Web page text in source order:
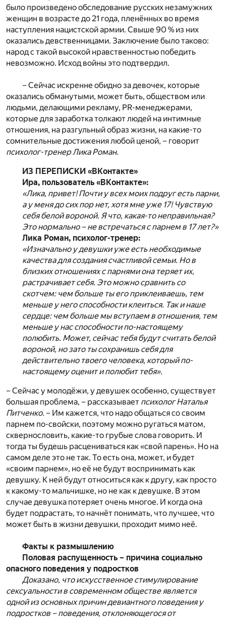
было произведено обследование русских незамужних
женщин в возрасте до 21 года, пленённых во время
наступления нацистской армии. Свыше 90 % из них
оказались девственницами. Заключение было таково:
народ с такой высокой нравственностью победить
невозможно. Исход войны это подтвердил.
– Сейчас искренне обидно за девочек, которые
оказались обманутыми, может быть, обществом или
людьми, делающими рекламу, PR-менеджерами,
которые для заработка толкают людей на интимные
отношения, на разгульный образ жизни, на какие-то
сомнительные достижения любой ценой, – говорит
психолог-тренер Лика Роман.
ИЗ ПЕРЕПИСКИ «ВКонтакте»
Ира, пользователь «ВКонтакте»:
«Лика, привет! Почти у всех моих подруг есть парни,
а у меня до сих пор нет, хотя мне уже 17! Чувствую
себя белой вороной. Я что, какая-то неправильная?
Это нормально – не встречаться с парнем в 17 лет?»
Лика Роман, психолог-тренер:
«Изначально у девушки уже есть необходимые
качества для создания счастливой семьи. Но в
близких отношениях с парнями она теряет их,
растрачивает себя. Это можно сравнить со
скотчем: чем больше ты его приклеиваешь, тем
меньше у него способности клеиться. Так и наше
сердце: чем больше мы вступаем в отношения, тем
меньше у нас способности по-настоящему
полюбить. Может, сейчас тебя будут считать белой
вороной, но зато ты сохранишь себя для
действительно твоего человека, который по-
настоящему оценит и полюбит тебя».
– Сейчас у молодёжи, у девушек особенно, существует
большая проблема, – рассказывает психолог Наталья
Питченко. – Им кажется, что надо общаться со своим
парнем по-свойски, поэтому можно ругаться матом,
сквернословить, какие-то грубые слова говорить. И
тогда ты будешь расцениваться как «свой парень». Но на
самом деле это не так. То есть она, может, и будет
«своим парнем», но её не будут воспринимать как
девушку. К ней будут относиться как к другу, как просто
к какому-то мальчишке, но не как к девушке. В этом
случае девушка потеряет очень многое. И когда она
будет подрастать, то начнёт понимать, что лучшее, что
может быть в жизни девушки, проходит мимо неё.
Факты к размышлению
Половая распущенность – причина социально
опасного поведения у подростков
Доказано, что искусственное стимулирование
сексуальности в современном обществе является
одной из основных причин девиантного поведения у
подростков – поведения, отклоняющегося от